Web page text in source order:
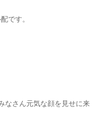
です。
なさん元気な顔を見せに来